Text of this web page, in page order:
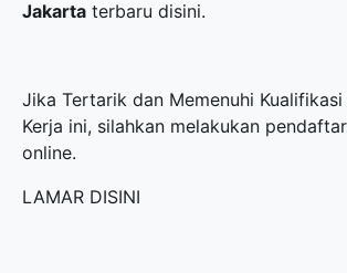
Jakarta terbaru disini.
Jika Tertarik dan Memenuhi
Kerja ini, silahkan melakukan
online.
LAMAR DISINI